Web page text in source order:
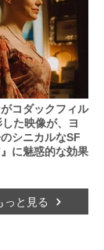
コダックフィル
た映像が、ヨ
シニカルなSF
に魅惑的な効果
っと見る